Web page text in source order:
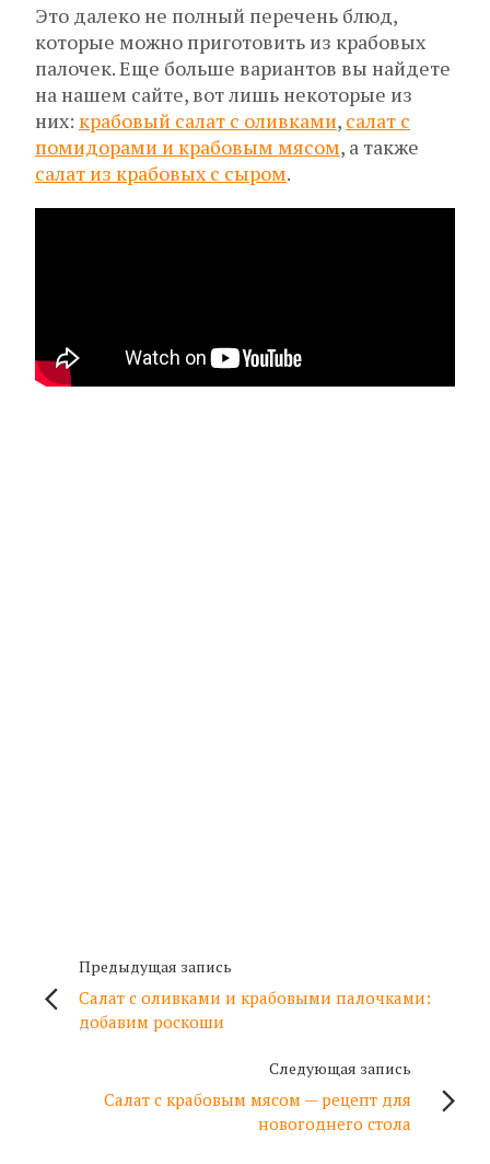
Это далеко не полный перечень блюд,
которые можно приготовить из крабовых
палочек. Еще больше вариантов вы найдете
на нашем сайте, вот лишь некоторые из
них: крабовый салат с оливками, салат с
помидорами и крабовым мясом, а также
салат из крабовых с сыром.
Предыдущая запись
Салат с оливками и крабовыми палочками:
добавим роскоши
Следующая запись
Салат с крабовым мясом — рецепт для
новогоднего стола